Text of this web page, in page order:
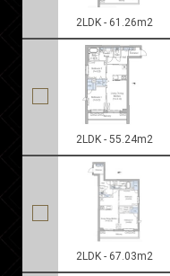
2LDK - 61.26m2
2LDK - 55.24m2
2LDK - 67.03m2